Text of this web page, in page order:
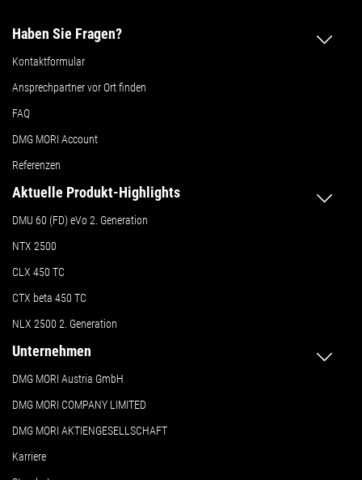
Haben Sie Fragen?
Kontaktformular
Ansprechpartner vor Ort finden
FAQ
DMG MORI Account
Referenzen
Aktuelle Produkt-Highlights
DMU 60 (FD) eVo 2. Generation
NTX 2500
CLX 450 TC
CTX beta 450 TC
NLX 2500 2. Generation
Unternehmen
DMG MORI Austria GmbH
DMG MORI COMPANY LIMITED
DMG MORI AKTIENGESELLSCHAFT
Karriere